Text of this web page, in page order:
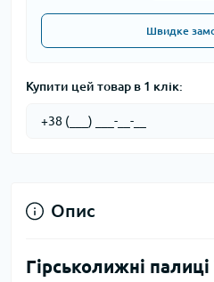
Швидке
Купити цей товар в 1 клік:
Опис
Гірськолижні